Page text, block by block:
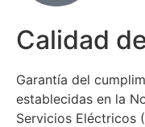
Calidad
Garantía del
establecidas en la
Servicios Eléctricos